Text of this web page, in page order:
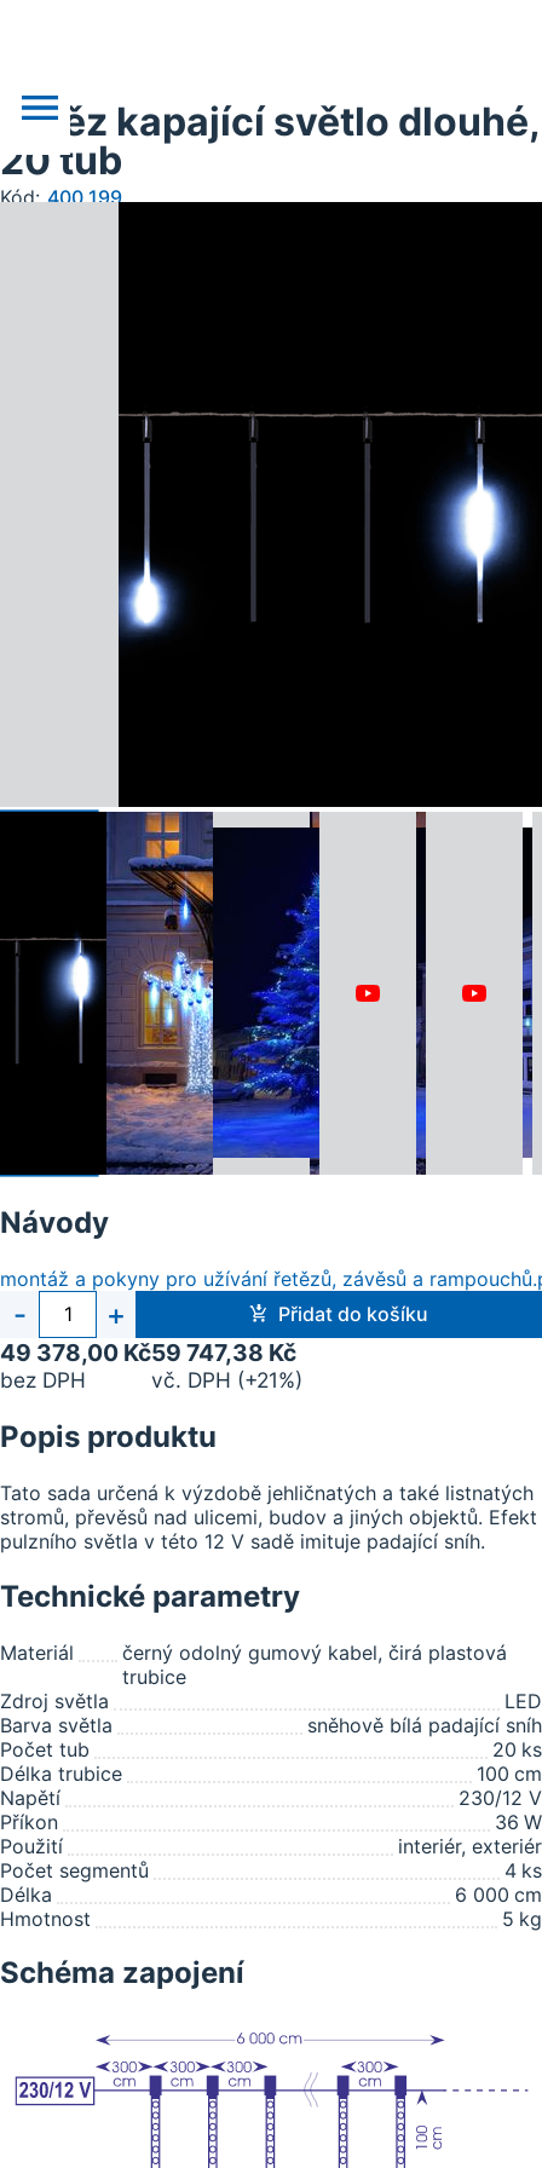
obchodní podklady
doprava, platba
Řetěz kapající světlo dlouhé,
20 tub
Kód:400.199
Návody
montáž a pokyny pro užívání řetězů, závěsů a
Počet
kusů
- + Přidat do košíku
49 378,00 Kč
bez DPH
59 747,38 Kč
vč. DPH (+21%)
Popis produktu
Tato sada určená k výzdobě jehličnatých a také listnatých
stromů, převěsů nad ulicemi, budov a jiných objektů. Efekt
pulzního světla v této 12 V sadě imituje padající sníh.
Technické parametry
Materiál
černý odolný gumový kabel, čirá plastová
trubice
Zdroj světla
LED
Barva světla
sněhově bílá padající sníh
Počet tub
20 ks
Délka trubice
100 cm
Napětí
230/12 V
Příkon
36 W
Použití
interiér, exteriér
Počet segmentů
4 ks
Délka
6 000 cm
Hmotnost
5 kg
Schéma zapojení